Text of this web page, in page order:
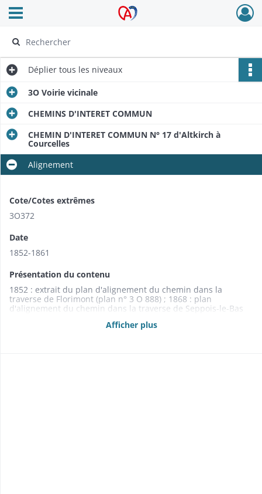
Archives Alsace - Colmar
Ouvrir le menu déroulant
Déplier tous les niveaux
3O Voirie vicinale
CHEMINS D'INTERET COMMUN
CHEMIN D'INTERET COMMUN N° 17 d'Altkirch à
Courcelles
Alignement
Cote/Cotes extrêmes
3O372
Date
1852-1861
Présentation du contenu
1852 : extrait du plan d'alignement du chemin dans la
traverse de Florimont (plan n° 3 O 888) ; 1868 : plan
d'alignement du chemin dans la traverse de Seppois-le-Bas
Afficher plus